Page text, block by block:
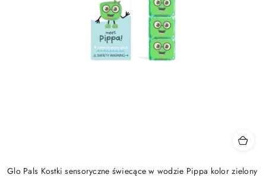
Glo Pals Kostki sensoryczne świecące w wodzie Pippa kolor zielony